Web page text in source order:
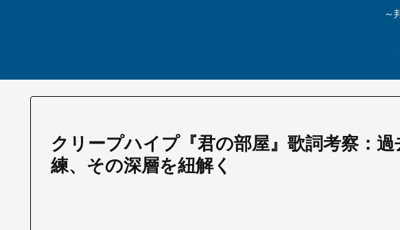
～
クリープハイプ『君の部屋』歌詞考察：
練、その深層を紐解く